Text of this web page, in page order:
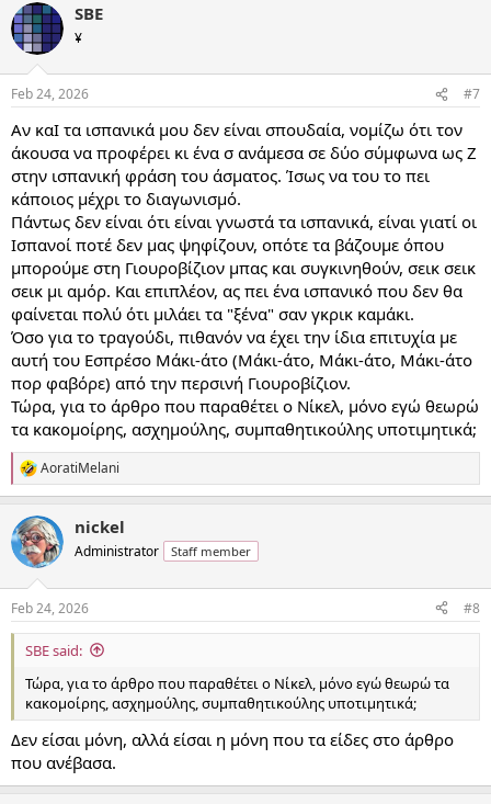
c
t
i
s
SBE
¥
Feb 24, 2026 #7
Αν καΙ τα ισπανικά μου δεν είναι σπουδαία, νομίζω ότι τον
άκουσα να προφέρει κι ένα σ ανάμεσα σε δύο σύμφωνα ως Ζ
στην ισπανική φράση του άσματος. Ίσως να του το πει
κάποιος μέχρι το διαγωνισμό.
Πάντως δεν είναι ότι είναι γνωστά τα ισπανικά, είναι γιατί οι
Ισπανοί ποτέ δεν μας ψηφίζουν, οπότε τα βάζουμε όπου
μπορούμε στη Γιουροβίζιον μπας και συγκινηθούν, σεικ σεικ
σεικ μι αμόρ. Και επιπλέον, ας πει ένα ισπανικό που δεν θα
φαίνεται πολύ ότι μιλάει τα "ξένα" σαν γκρικ καμάκι.
Όσο για το τραγούδι, πιθανόν να έχει την ίδια επιτυχία με
αυτή του Εσπρέσο Μάκι-άτο (Μάκι-άτο, Μάκι-άτο, Μάκι-άτο
πορ φαβόρε) από την περσινή Γιουροβίζιον.
Τώρα, για το άρθρο που παραθέτει ο Νίκελ, μόνο εγώ θεωρώ
τα κακομοίρης, ασχημούλης, συμπαθητικούλης υποτιμητικά;
R
e
c
t
i
s
:
AoratiMelani
nickel
Administrator Staff member
Feb 24, 2026 #8
SBE said:
Τώρα, για το άρθρο που παραθέτει ο Νίκελ, μόνο εγώ θεωρώ τα
κακομοίρης, ασχημούλης, συμπαθητικούλης υποτιμητικά;
Δεν είσαι μόνη, αλλά είσαι η μόνη που τα είδες στο άρθρο
που ανέβασα.